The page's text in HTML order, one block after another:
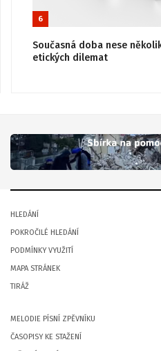
6
Současná doba nese
etických dilemat
HLEDÁNÍ
POKROČILÉ HLEDÁNÍ
PODMÍNKY VYUŽITÍ
MAPA STRÁNEK
TIRÁŽ
MELODIE PÍSNÍ ZPĚVNÍKU
ČASOPISY KE STAŽENÍ